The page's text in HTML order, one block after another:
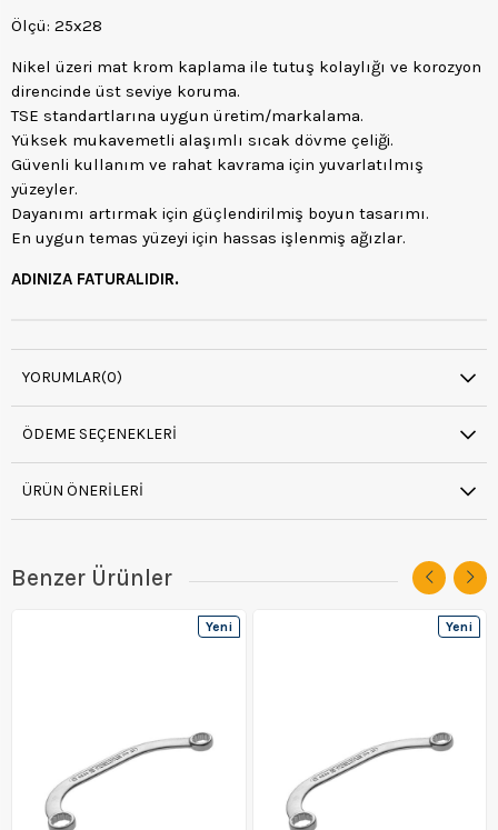
Ölçü: 25x28
Nikel üzeri mat krom kaplama ile tutuş kolaylığı ve korozyon
direncinde üst seviye koruma.
TSE standartlarına uygun üretim/markalama.
Yüksek mukavemetli alaşımlı sıcak dövme çeliği.
Güvenli kullanım ve rahat kavrama için yuvarlatılmış
yüzeyler.
Dayanımı artırmak için güçlendirilmiş boyun tasarımı.
En uygun temas yüzeyi için hassas işlenmiş ağızlar.
ADINIZA FATURALIDIR.
YORUMLAR(0)
ÖDEME SEÇENEKLERI
ÜRÜN ÖNERILERI
Benzer Ürünler
Yeni
Yeni